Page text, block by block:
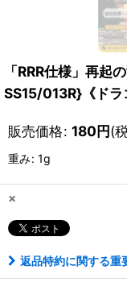
「RRR仕様」再起
SS15/013R}《ドラ
販売価格: 180円(
重み: 1g
×
返品特約に関する重